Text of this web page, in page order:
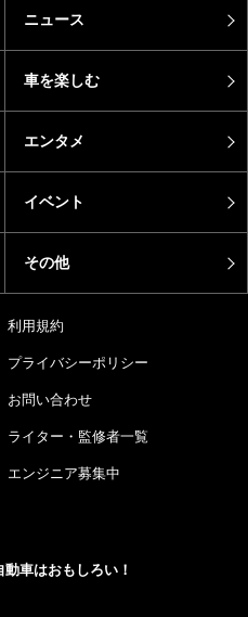
ニュース
車を楽しむ
エンタメ
イベント
その他
利用規約
プライバシーポリシー
お問い合わせ
ライター・監修者一覧
エンジニア募集中
車はおもしろい！